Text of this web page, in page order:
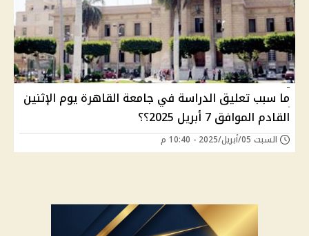
ما سبب تعليق الدراسة في جامعة القاهرة يوم الإثنين
القادم الموافق 7 أبريل 2025؟؟
السبت 05/أبريل/2025 - 10:40 م